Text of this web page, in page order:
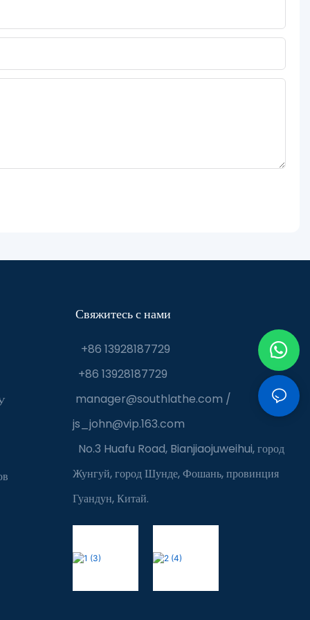
Свяжитесь с нами
+86 13928187729
+86 13928187729
manager@southlathe.com /
js_john@vip.163.com
No.3 Huafu Road, Bianjiaojuweihui, город
Жунгуй, город Шунде, Фошань, провинция
Гуандун, Китай.